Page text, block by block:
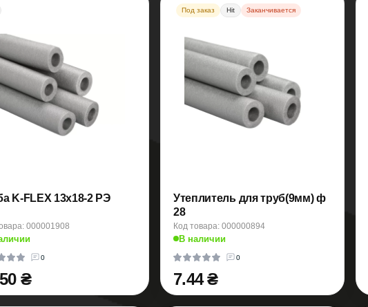
K-FLEX 13х18-2 РЭ
000001908
0
₴
Под заказ Hit Заканчивается
Утеплитель для труб(9мм) ф
28
Код товара: 000000894
В наличии
0
7.44 ₴